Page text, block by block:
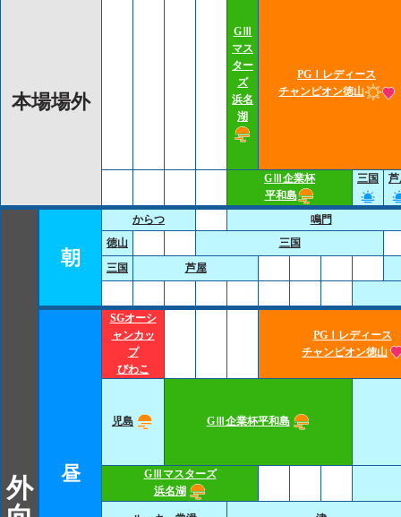
本場場外
GⅢ
マス
ター
ズ
浜名
湖
PGⅠレディース
チャンピオン徳山
GⅢ企業杯
平和島
三国
外
朝
からつ
鳴門
徳山
三国
三国
芦屋
昼
SGオーシ
ャンカッ
プ
びわこ
PGⅠレディース
チャンピオン徳山
児島 GⅢ企業杯平和島
GⅢマスターズ
浜名湖